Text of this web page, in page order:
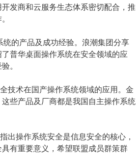
发商和云服务生态体系密切配合，推
的产品及成功经验。浪潮集团分享
普华桌面操作系统在安全领域的应
。
技术在国产操作系统领域的应用。金
些产品及厂商都是我国自主操作系统
指出操作系统安全是信息安全的核心，
有重要意义 ，希望联盟成员群策群